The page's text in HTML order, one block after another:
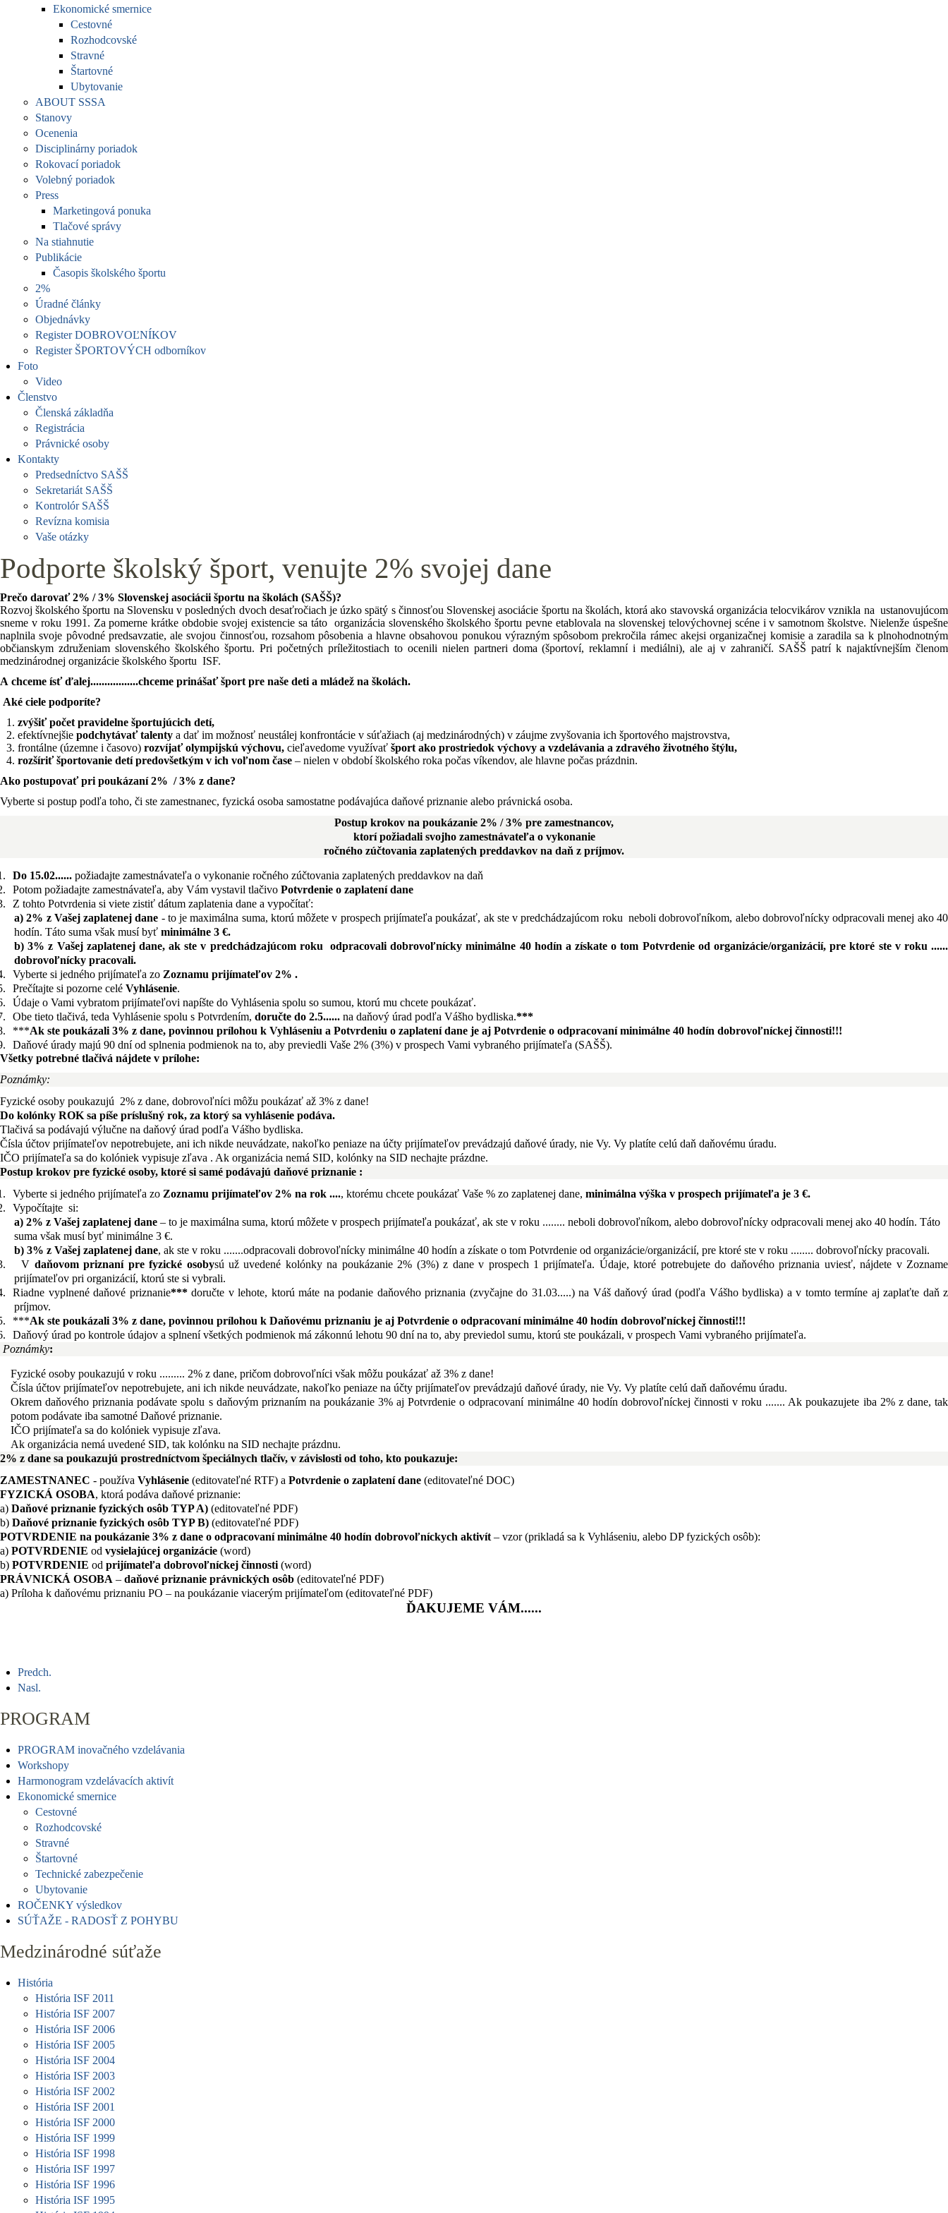
Ekonomické smernice
Cestovné
Rozhodcovské
Stravné
Štartovné
Ubytovanie
ABOUT SSSA
Stanovy
Ocenenia
Disciplinárny poriadok
Rokovací poriadok
Volebný poriadok
Press
Marketingová ponuka
Tlačové správy
Na stiahnutie
Publikácie
Časopis školského športu
2%
Úradné články
Objednávky
Register DOBROVOĽNÍKOV
Register ŠPORTOVÝCH odborníkov
Foto
Video
Členstvo
Členská základňa
Registrácia
Právnické osoby
Kontakty
Predsedníctvo SAŠŠ
Sekretariát SAŠŠ
Kontrolór SAŠŠ
Revízna komisia
Vaše otázky
Podporte školský šport, venujte 2% svojej dane
Prečo darovať 2% / 3% Slovenskej asociácii športu na školách (SAŠŠ)?
Rozvoj školského športu na Slovensku v posledných dvoch desaťročiach je úzko spätý s činnosťou Slovenskej asociácie športu na školách, ktorá ako stavovská organizácia telocvikárov vznikla na ustanovujúcom
sneme v roku 1991. Za pomerne krátke obdobie svojej existencie sa táto organizácia slovenského školského športu pevne etablovala na slovenskej telovýchovnej scéne i v samotnom školstve. Nielenže úspešne
naplnila svoje pôvodné predsavzatie, ale svojou činnosťou, rozsahom pôsobenia a hlavne obsahovou ponukou výrazným spôsobom prekročila rámec akejsi organizačnej komisie a zaradila sa k plnohodnotným
občianskym združeniam slovenského školského športu. Pri početných príležitostiach to ocenili nielen partneri doma (športoví, reklamní i mediálni), ale aj v zahraničí. SAŠŠ patrí k najaktívnejším členom
medzinárodnej organizácie školského športu ISF.
A chceme ísť ďalej.................chceme prinášať šport pre naše deti a mládež na školách.
Aké ciele podporíte?
zvýšiť počet pravidelne športujúcich detí,
efektívnejšie podchytávať talenty a dať im možnosť neustálej konfrontácie v súťažiach (aj medzinárodných) v záujme zvyšovania ich športového majstrovstva,
frontálne (územne i časovo) rozvíjať olympijskú výchovu, cieľavedome využívať šport ako prostriedok výchovy a vzdelávania a zdravého životného štýlu,
rozšíriť športovanie detí predovšetkým v ich voľnom čase – nielen v období školského roka počas víkendov, ale hlavne počas prázdnin.
Ako postupovať pri poukázaní 2% / 3% z dane?
Vyberte si postup podľa toho, či ste zamestnanec, fyzická osoba samostatne podávajúca daňové priznanie alebo právnická osoba.
Postup krokov na poukázanie 2% / 3% pre zamestnancov,
ktorí požiadali svojho zamestnávateľa o vykonanie
ročného zúčtovania zaplatených preddavkov na daň z príjmov.
Do 15.02...... požiadajte zamestnávateľa o vykonanie ročného zúčtovania zaplatených preddavkov na daň
Potom požiadajte zamestnávateľa, aby Vám vystavil tlačivo Potvrdenie o zaplatení dane
Z tohto Potvrdenia si viete zistiť dátum zaplatenia dane a vypočítať:
a) 2% z Vašej zaplatenej dane - to je maximálna suma, ktorú môžete v prospech prijímateľa poukázať, ak ste v predchádzajúcom roku neboli dobrovoľníkom, alebo dobrovoľnícky odpracovali menej ako 40
hodín. Táto suma však musí byť minimálne 3 €.
b)3% z Vašej zaplatenej dane, ak ste v predchádzajúcom roku odpracovali dobrovoľnícky minimálne 40 hodín a získate o tom Potvrdenie od organizácie/organizácií, pre ktoré ste v roku ......
dobrovoľnícky pracovali.
Vyberte si jedného prijímateľa zo Zoznamu prijímateľov 2% .
Prečítajte si pozorne celé Vyhlásenie.
Údaje o Vami vybratom prijímateľovi napíšte do Vyhlásenia spolu so sumou, ktorú mu chcete poukázať.
Obe tieto tlačivá, teda Vyhlásenie spolu s Potvrdením, doručte do 2.5...... na daňový úrad podľa Vášho bydliska.***
***Ak ste poukázali 3% z dane, povinnou prílohou k Vyhláseniu a Potvrdeniu o zaplatení dane je aj Potvrdenie o odpracovaní minimálne 40 hodín dobrovoľníckej činnosti!!!
Daňové úrady majú 90 dní od splnenia podmienok na to, aby previedli Vaše 2% (3%) v prospech Vami vybraného prijímateľa (SAŠŠ).
Všetky potrebné tlačivá nájdete v prílohe:
Poznámky:
Fyzické osoby poukazujú 2% z dane, dobrovoľníci môžu poukázať až 3% z dane!
Do kolónky ROK sa píše príslušný rok, za ktorý sa vyhlásenie podáva.
Tlačivá sa podávajú výlučne na daňový úrad podľa Vášho bydliska.
Čísla účtov prijímateľov nepotrebujete, ani ich nikde neuvádzate, nakoľko peniaze na účty prijímateľov prevádzajú daňové úrady, nie Vy. Vy platíte celú daň daňovému úradu.
IČO prijímateľa sa do kolóniek vypisuje zľava . Ak organizácia nemá SID, kolónky na SID nechajte prázdne.
Postup krokov pre fyzické osoby, ktoré si samé podávajú daňové priznanie :
Vyberte si jedného prijímateľa zo Zoznamu prijímateľov 2% na rok ...., ktorému chcete poukázať Vaše % zo zaplatenej dane, minimálna výška v prospech prijímateľa je 3 €.
Vypočítajte si:
a) 2% z Vašej zaplatenej dane – to je maximálna suma, ktorú môžete v prospech prijímateľa poukázať, ak ste v roku ........ neboli dobrovoľníkom, alebo dobrovoľnícky odpracovali menej ako 40 hodín. Táto
suma však musí byť minimálne 3 €.
b) 3% z Vašej zaplatenej dane, ak ste v roku .......odpracovali dobrovoľnícky minimálne 40 hodín a získate o tom Potvrdenie od organizácie/organizácií, pre ktoré ste v roku ........ dobrovoľnícky pracovali.
V daňovom priznaní pre fyzické osobysú už uvedené kolónky na poukázanie 2% (3%) z dane v prospech 1 prijímateľa. Údaje, ktoré potrebujete do daňového priznania uviesť, nájdete v Zozname
prijímateľov pri organizácií, ktorú ste si vybrali.
Riadne vyplnené daňové priznanie***doručte v lehote, ktorú máte na podanie daňového priznania (zvyčajne do 31.03.....) na Váš daňový úrad (podľa Vášho bydliska) a v tomto termíne aj zaplaťte daň z
príjmov.
***Ak ste poukázali 3% z dane, povinnou prílohou k Daňovému priznaniu je aj Potvrdenie o odpracovaní minimálne 40 hodín dobrovoľníckej činnosti!!!
Daňový úrad po kontrole údajov a splnení všetkých podmienok má zákonnú lehotu 90 dní na to, aby previedol sumu, ktorú ste poukázali, v prospech Vami vybraného prijímateľa.
Poznámky:
Fyzické osoby poukazujú v roku ......... 2% z dane, pričom dobrovoľníci však môžu poukázať až 3% z dane!
Čísla účtov prijímateľov nepotrebujete, ani ich nikde neuvádzate, nakoľko peniaze na účty prijímateľov prevádzajú daňové úrady, nie Vy. Vy platíte celú daň daňovému úradu.
Okrem daňového priznania podávate spolu s daňovým priznaním na poukázanie 3% aj Potvrdenie o odpracovaní minimálne 40 hodín dobrovoľníckej činnosti v roku ....... Ak poukazujete iba 2% z dane, tak
potom podávate iba samotné Daňové priznanie.
IČO prijímateľa sa do kolóniek vypisuje zľava.
Ak organizácia nemá uvedené SID, tak kolónku na SID nechajte prázdnu.
2% z dane sa poukazujú prostredníctvom špeciálnych tlačív, v závislosti od toho, kto poukazuje:
ZAMESTNANEC - používa Vyhlásenie (editovateľné RTF) a Potvrdenie o zaplatení dane (editovateľné DOC)
FYZICKÁ OSOBA, ktorá podáva daňové priznanie:
a) Daňové priznanie fyzických osôb TYP A) (editovateľné PDF)
b) Daňové priznanie fyzických osôb TYP B) (editovateľné PDF)
POTVRDENIE na poukázanie 3% z dane o odpracovaní minimálne 40 hodín dobrovoľníckych aktivít – vzor (prikladá sa k Vyhláseniu, alebo DP fyzických osôb):
a) POTVRDENIE od vysielajúcej organizácie (word)
b) POTVRDENIE od prijímateľa dobrovoľníckej činnosti (word)
PRÁVNICKÁ OSOBA – daňové priznanie právnických osôb (editovateľné PDF)
a) Príloha k daňovému priznaniu PO – na poukázanie viacerým prijímateľom (editovateľné PDF)
ĎAKUJEME VÁM......
Predch.
Nasl.
PROGRAM
PROGRAM inovačného vzdelávania
Workshopy
Harmonogram vzdelávacích aktivít
Ekonomické smernice
Cestovné
Rozhodcovské
Stravné
Štartovné
Technické zabezpečenie
Ubytovanie
ROČENKY výsledkov
SÚŤAŽE - RADOSŤ Z POHYBU
Medzinárodné súťaže
História
História ISF 2011
História ISF 2007
História ISF 2006
História ISF 2005
História ISF 2004
História ISF 2003
História ISF 2002
História ISF 2001
História ISF 2000
História ISF 1999
História ISF 1998
História ISF 1997
História ISF 1996
História ISF 1995